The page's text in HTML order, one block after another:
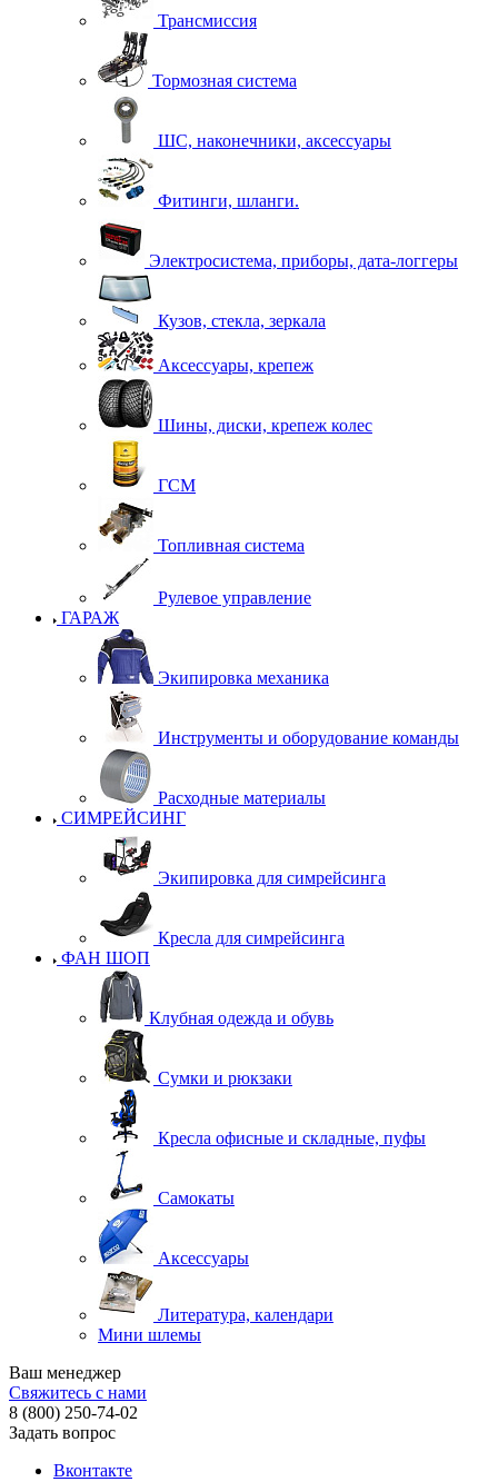
Трансмиссия
Тормозная система
ШС, наконечники, аксессуары
Фитинги, шланги.
Электросистема, приборы, дата-логгеры
Кузов, стекла, зеркала
Аксессуары, крепеж
Шины, диски, крепеж колес
ГСМ
Топливная система
Рулевое управление
ГАРАЖ
Экипировка механика
Инструменты и оборудование команды
Расходные материалы
СИМРЕЙСИНГ
Экипировка для симрейсинга
Кресла для симрейсинга
ФАН ШОП
Клубная одежда и обувь
Сумки и рюкзаки
Кресла офисные и складные, пуфы
Самокаты
Аксессуары
Литература, календари
Мини шлемы
Ваш менеджер
Свяжитесь с нами
8 (800) 250-74-02
Задать вопрос
Вконтакте